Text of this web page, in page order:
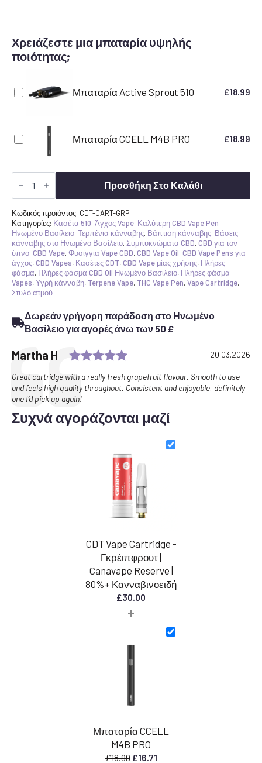
Χρειάζεστε μια μπαταρία υψηλής
ποιότητας;
Μπαταρία Active Sprout 510 £18.99
Μπαταρία CCELL M4B PRO £18.99
CDT
Vape
Γκρέιπφρουτ
|
Canavape
Reserve
|
80%+
Cannabinoids
ποσότητα
Προσθήκη Στο Καλάθι
Κωδικός προϊόντος: CDT-CART-GRP
Κατηγορίες: Κασέτα 510,Άγχος Vape, Καλύτερη CBD Vape Pen
Ηνωμένο Βασίλειο,Τερπένια κάνναβης, Βάπτιση κάνναβης, Βάσεις
κάνναβης στο Ηνωμένο Βασίλειο,Συμπυκνώματα CBD,CBD για τον
ύπνο,CBD Vape,Φυσίγγια Vape CBD,CBD Vape Oil,CBD Vape Pens για
άγχος,CBD Vapes, Κασέτες CDT,CBD Vape μίας χρήσης, Πλήρες
φάσμα, Πλήρες φάσμα CBD Oil Ηνωμένο Βασίλειο, Πλήρες φάσμα
Vapes,Υγρή κάνναβη, Terpene Vape, THC Vape Pen,Vape Cartridge,
Στυλό ατμού
Δωρεάν γρήγορη παράδοση στο Ηνωμένο
Βασίλειο για αγορές άνω των 50 £
Testimonial
Author:
Martha H Rating: 5.0 out of 5 stars
Date:
20.03.2026
Text:
Great cartridge with a really fresh grapefruit flavour. Smooth to use
and feels high quality throughout. Consistent and enjoyable, definitely
one I’d pick up again!
Συχνά αγοράζονται μαζί
CDT Vape Cartridge -
Γκρέιπφρουτ |
Canavape Reserve |
80%+ Κανναβινοειδή
£30.00
+
Μπαταρία CCELL
M4B PRO
£18.99 Η
£16.71Η